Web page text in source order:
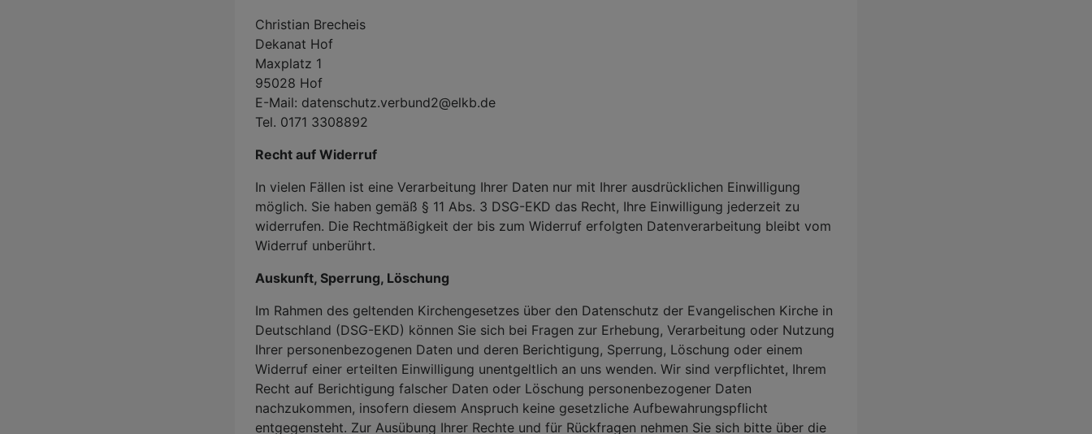
Christian Brecheis
Dekanat Hof
Maxplatz 1
95028 Hof
E-Mail: datenschutz.verbund2@elkb.de
Tel. 0171 3308892
Recht auf Widerruf
In vielen Fällen ist eine Verarbeitung Ihrer Daten nur mit Ihrer ausdrücklichen Einwilligung
möglich. Sie haben gemäß § 11 Abs. 3 DSG-EKD das Recht, Ihre Einwilligung jederzeit zu
widerrufen. Die Rechtmäßigkeit der bis zum Widerruf erfolgten Datenverarbeitung bleibt vom
Widerruf unberührt.
Auskunft, Sperrung, Löschung
Im Rahmen des geltenden Kirchengesetzes über den Datenschutz der Evangelischen Kirche in
Deutschland (DSG-EKD) können Sie sich bei Fragen zur Erhebung, Verarbeitung oder Nutzung
Ihrer personenbezogenen Daten und deren Berichtigung, Sperrung, Löschung oder einem
Widerruf einer erteilten Einwilligung unentgeltlich an uns wenden. Wir sind verpflichtet, Ihrem
Recht auf Berichtigung falscher Daten oder Löschung personenbezogener Daten
nachzukommen, insofern diesem Anspruch keine gesetzliche Aufbewahrungspflicht
entgegensteht. Zur Ausübung Ihrer Rechte und für Rückfragen nehmen Sie sich bitte über die